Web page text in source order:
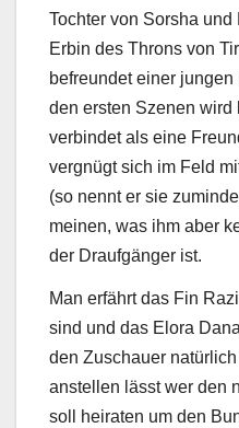
Tochter von Sorsha
Erbin des Throns von
befreundet einer
den ersten Szenen
verbindet als eine
vergnügt sich im Feld
(so nennt er sie
meinen, was ihm aber
der Draufgänger ist.
Man erfährt das Fin
sind und das Elora
den Zuschauer
anstellen lässt wer den
soll heiraten um den